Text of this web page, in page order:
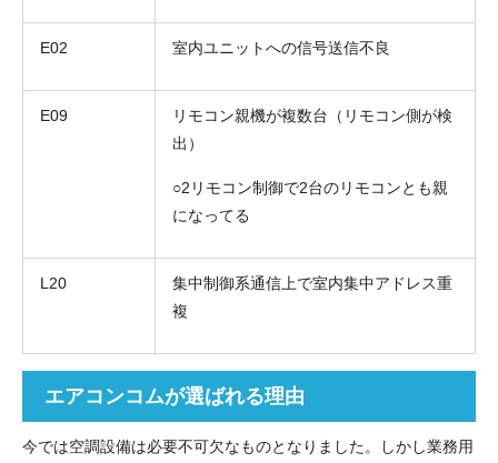
E02 室内ユニットへの信号送信不良
E09
リモコン親機が複数台（リモコン側が検
出）
○2リモコン制御で2台のリモコンとも親
になってる
L20
集中制御系通信上で室内集中アドレス重
複
エアコンコムが選ばれる理由
今では空調設備は必要不可欠なものとなりました。しかし業務用